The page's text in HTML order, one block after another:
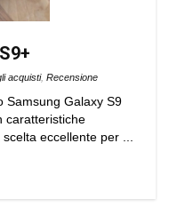
acquisti, Recensione
Samsung Galaxy S9
caratteristiche
eccellente per ...